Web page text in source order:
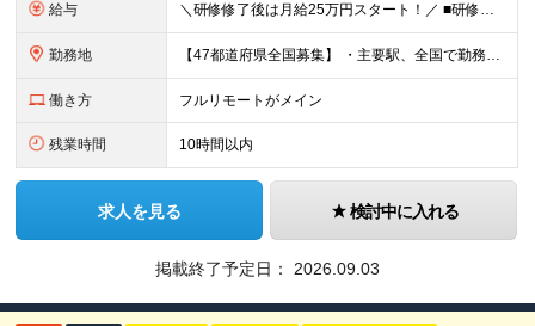
給与 ＼研修修了後は月給25万円スタート！／ ■研修修了後 月給25万円＋賞与＋インセンティブ賞与 ※残業代は別途支給 ▽研修期間▽ 【未経験者】 ▶ 月給20万円～ 【固定残業代について】
勤務地 【47都道府県全国募集】 ・主要駅、全国で勤務可能！ ・どこに住んでいても応募可能！ 【東京本社】 東京都品川区東品川5-9-2 ≪リモート研修♪⾯接も基本的にオンラインで実施します≫ －主要駅
働き方 フルリモートがメイン
残業時間 10時間以内
求人を見る 検討中に入れる
掲載終了予定日： 2026.09.03